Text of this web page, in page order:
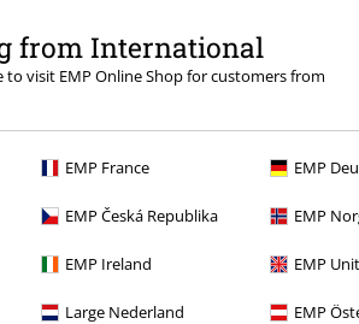
from International
to visit EMP Online Shop for customers from
EMP France EMP
EMP Česká Republika EMP
EMP Ireland EMP
Large Nederland EMP
Uhr.Mehr Infos